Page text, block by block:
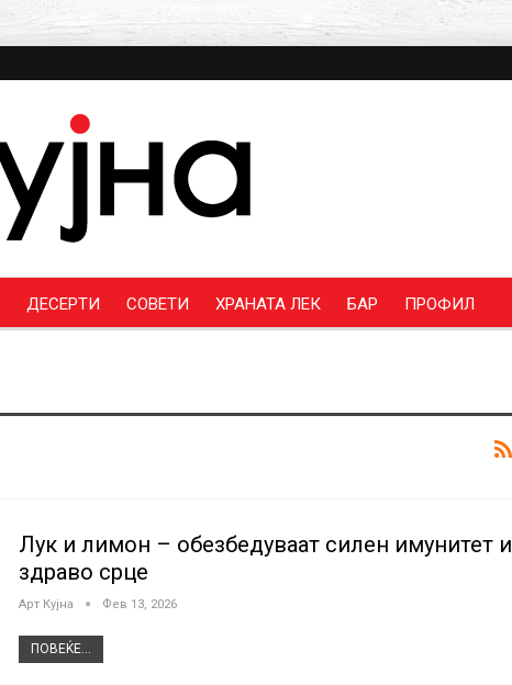
ДЕСЕРТИ СОВЕТИ ХРАНАТА ЛЕК БАР ПРОФИЛ
Лук и лимон – обезбедуваат силен имунитет и
здраво срце
Арт Кујна Фев 13, 2026
ПОВЕЌЕ...